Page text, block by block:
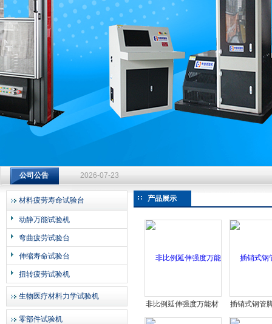
济南中创工业测试系统有限公司
公司公告 2026-07-23
钻杆扭转试验台选型指南：从额定扭矩到加载频率的工况适配
2026-07-23
钻杆扭转试验台选型指南：从额定扭矩到加载频率的工况适配
2026-07-23
材料疲劳寿命试验台
动静万能试验机
弯曲疲劳试验台
伸缩寿命试验台
扭转疲劳试验机
生物医疗材料力学试验机
零部件试验机
产品展示
非比例延伸强度万能材
料试验机、300KN液压
插销式钢管
抗滑移